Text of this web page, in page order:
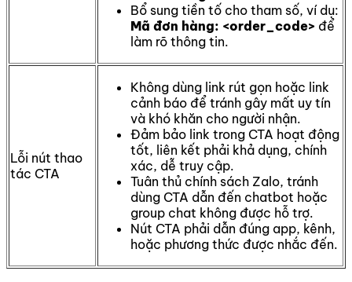
Bổ sung tiền tố cho tham số, ví dụ:
Mã đơn hàng: <order_code> để
làm rõ thông tin.
Lỗi nút thao
tác CTA
Không dùng link rút gọn hoặc link
cảnh báo để tránh gây mất uy tín
và khó khăn cho người nhận.
Đảm bảo link trong CTA hoạt động
tốt, liên kết phải khả dụng, chính
xác, dễ truy cập.
Tuân thủ chính sách Zalo, tránh
dùng CTA dẫn đến chatbot hoặc
group chat không được hỗ trợ.
Nút CTA phải dẫn đúng app, kênh,
hoặc phương thức được nhắc đến.